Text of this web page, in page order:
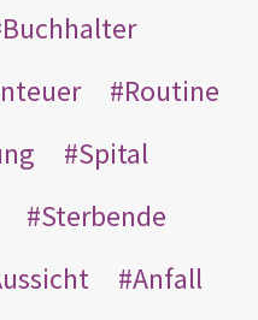
Buchhalter
Routine
Spital
Sterbende
Anfall